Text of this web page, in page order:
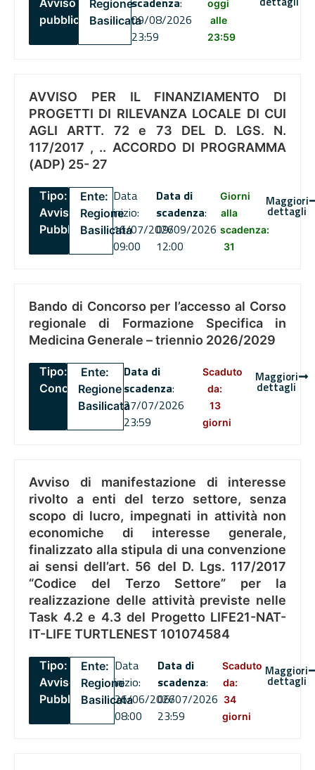
Avviso
pubblico
Regione
Basilicata09/08/2026
23:59
oggi
alle
23:59
AVVISO PER IL FINANZIAMENTO DI
PROGETTI DI RILEVANZA LOCALE DI CUI
AGLI ARTT. 72 e 73 DEL D. LGS. N.
117/2017 , .. ACCORDO DI PROGRAMMA
(ADP) 25- 27
Tipo:
Avviso
Pubblico
Ente:
Regione
Basilicata
Data
inizio:
16/07/2026
09:00
Data di
scadenza:
09/09/2026
12:00
Giorni
alla
scadenza:
31
Maggiori
dettagli
Bando di Concorso per l’accesso al Corso
regionale di Formazione Specifica in
Medicina Generale – triennio 2026/2029
Tipo:
Concorsi
Ente:
Regione
Basilicata
Data di
scadenza:
27/07/2026
23:59
Scaduto
da:
13
giorni
Maggiori
dettagli
Avviso di manifestazione di interesse
rivolto a enti del terzo settore, senza
scopo di lucro, impegnati in attività non
economiche di interesse generale,
finalizzato alla stipula di una convenzione
ai sensi dell’art. 56 del D. Lgs. 117/2017
“Codice del Terzo Settore” per la
realizzazione delle attività previste nelle
Task 4.2 e 4.3 del Progetto LIFE21-NAT-
IT-LIFE TURTLENEST 101074584
Tipo:
Avviso
Pubblico
Ente:
Regione
Basilicata
Data
inizio:
26/06/2026
08:00
Data di
scadenza:
06/07/2026
23:59
Scaduto
da:
34
giorni
Maggiori
dettagli